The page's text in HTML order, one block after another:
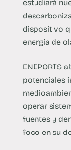
estudiará
dispositivo
energía de
ENEPORTS
potenciales
operar
fuentes y
foco en su